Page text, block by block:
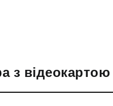
з відеокартою